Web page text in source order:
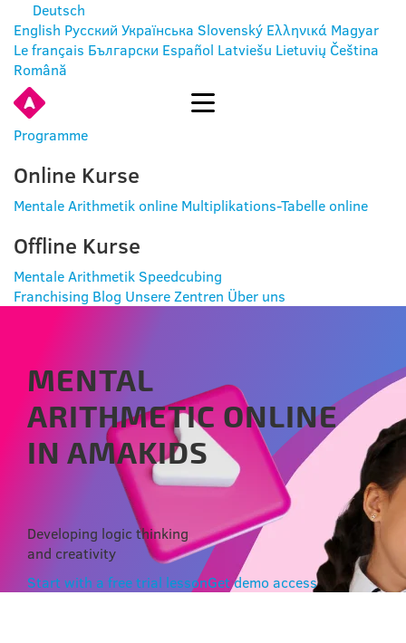
Deutsch
English Русский Українська Slovenský Ελληνικά Magyar
Le français Български Español Latviešu Lietuvių Čeština
Română
Programme
Online Kurse
Mentale Arithmetik online Multiplikations-Tabelle online
Offline Kurse
Mentale Arithmetik Speedcubing
Franchising Blog Unsere Zentren Über uns
MENTAL
ARITHMETIC ONLINE
IN AMAKIDS
Developing logic thinking
and creativity
Start with a free trial lessonGet demo access